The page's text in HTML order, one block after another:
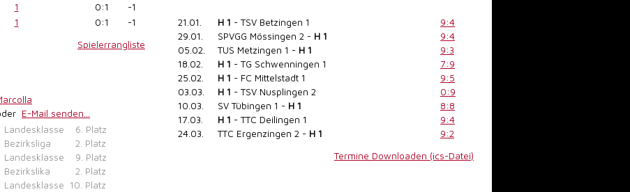
1 0:1
-1
1 0:1
-1
Spielerrangliste
E-Mail senden...
Landesklasse
6. Platz
Bezirksliga
2. Platz
Landesklasse
9. Platz
Bezirkslika
2. Platz
Landesklasse
10. Platz
21.01. H 1 - TSV Betzingen 1
9:4
29.01.
SPVGG Mössingen 2 - H 1
9:4
05.02.
TUS Metzingen 1 - H 1
9:3
18.02.
H 1 - TG Schwenningen 1
7:9
25.02.
H 1 - FC Mittelstadt 1
9:5
03.03.
H 1 - TSV Nusplingen 2
0:9
10.03.
SV Tübingen 1 - H 1
8:8
17.03.
H 1 - TTC Deilingen 1
9:4
24.03.
TTC Ergenzingen 2 - H 1
9:2
Termine Downloaden (ics-Datei)